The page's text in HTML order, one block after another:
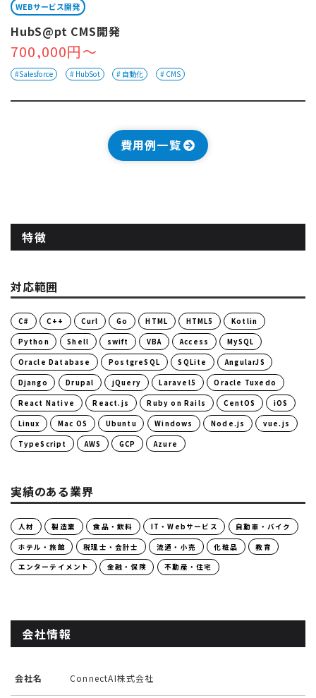
WEBサービス開発
HubS@pt CMS開発
700,000円～
#Salesforce # HubSot # 自動化 # CMS
費用例一覧
特徴
対応範囲
C# C++ Curl Go HTML HTML5 Kotlin
Python Shell swift VBA Access MySQL
Oracle Database PostgreSQL SQLite AngularJS
Django Drupal jQuery Laravel5 Oracle Tuxedo
React Native React.js Ruby on Rails CentOS iOS
Linux Mac OS Ubuntu Windows Node.js vue.js
TypeScript AWS GCP Azure
実績のある業界
人材 製造業 食品・飲料 IT・Webサービス 自動車・バイク
ホテル・旅館 税理士・会計士 流通・小売 化粧品 教育
エンターテイメント 金融・保険 不動産・住宅
会社情報
会社名 ConnectAI株式会社